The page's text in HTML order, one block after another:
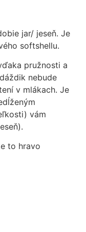
jar/ jeseň. Je
softshellu.
pružnosti a
nebude
v mlákach. Je
vám
to hravo